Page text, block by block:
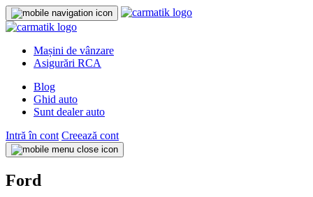
Mașini de vânzare
Asigurări RCA
Blog
Ghid auto
Sunt dealer auto
Intră în cont Creează cont
Ford